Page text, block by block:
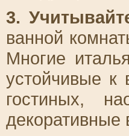
3.
ванной
Многие
устойчивые к
гостиных,
декоративные